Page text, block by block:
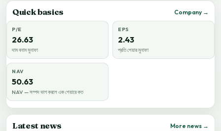
Quick basics Company →
P/E
26.63
দাম বনাম মুনাফা
EPS
2.43
প্রতি শেয়ার মুনাফা
NAV
50.63
NAV — সম্পদ ভাগ করলে এক শেয়ারে কত
Latest news More news →